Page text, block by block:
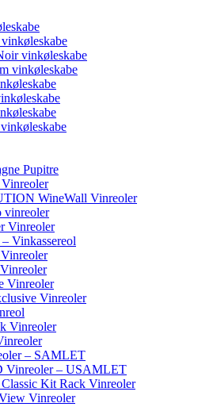
vinkøleskabe
vinkøleskabe
Pupitre
WineWall Vinreoler
vinreoler
Vinreoler
Vinkassereol
Vinreoler
Vinreoler
Vinreoler
– SAMLET
Vinreoler – USAMLET
Kit Rack Vinreoler
Vinreoler